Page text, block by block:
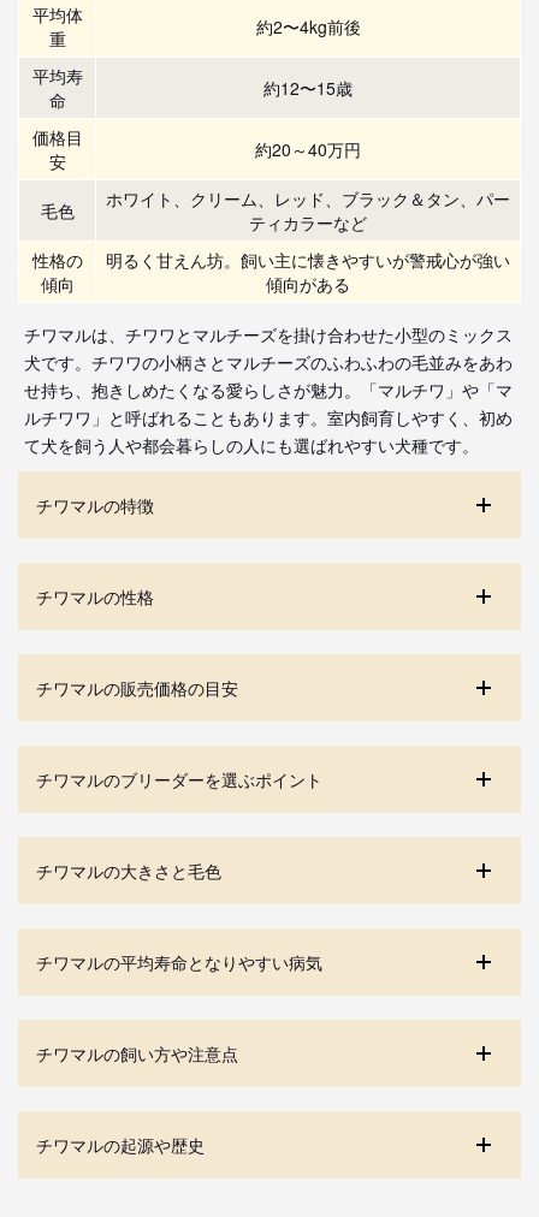
平均体
重
約2〜4kg前後
平均寿
命
約12〜15歳
価格目
安
約20～40万円
毛色
ホワイト、クリーム、レッド、ブラック＆タン、パー
ティカラーなど
性格の
傾向
明るく甘えん坊。飼い主に懐きやすいが警戒心が強い
傾向がある
チワマルは、チワワとマルチーズを掛け合わせた小型のミックス
犬です。チワワの小柄さとマルチーズのふわふわの毛並みをあわ
せ持ち、抱きしめたくなる愛らしさが魅力。「マルチワ」や「マ
ルチワワ」と呼ばれることもあります。室内飼育しやすく、初め
て犬を飼う人や都会暮らしの人にも選ばれやすい犬種です。
チワマルの特徴
チワマルの性格
チワマルの販売価格の目安
チワマルのブリーダーを選ぶポイント
チワマルの大きさと毛色
チワマルの平均寿命となりやすい病気
チワマルの飼い方や注意点
チワマルの起源や歴史